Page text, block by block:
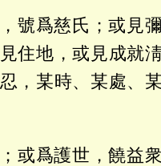
號爲慈氏；或見
住地，或見成就
，某時、某處、
或爲護世，饒益衆